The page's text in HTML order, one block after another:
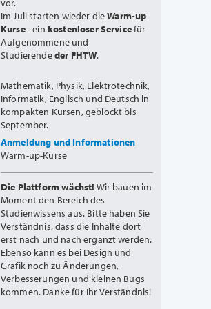
Im Juli starten wieder dieWarm-up
Kurse- ein kostenloser Servicefür
Aufgenommene und
Studierendeder FHTW.
Mathematik, Physik, Elektrotechnik,
Informatik, Englisch und Deutsch in
kompakten Kursen, geblockt bis
September.
Anmeldung und Informationen
Warm-up-Kurse
Die Plattform wächst! Wir bauen im
Moment den Bereich des
Studienwissens aus. Bitte haben Sie
Verständnis, dass die Inhalte dort
erst nach und nach ergänzt werden.
Ebenso kann es bei Design und
Grafik noch zu Änderungen,
Verbesserungen und kleinen Bugs
kommen. Danke für Ihr Verständnis!